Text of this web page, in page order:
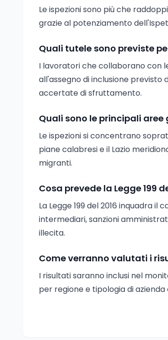
Le ispezioni sono più che
grazie al potenziamento
Quali tutele sono previste
I lavoratori che collaborano con
all'assegno di inclusione
accertate di sfruttamento.
Quali sono le principali
Le ispezioni si concentrano
piane calabresi e il Lazio
migranti.
Cosa prevede la Legge 199
La Legge 199 del 2016 inquadra
intermediari, sanzioni
illecita.
Come verranno valutati i
I risultati saranno inclusi nel
per regione e tipologia di